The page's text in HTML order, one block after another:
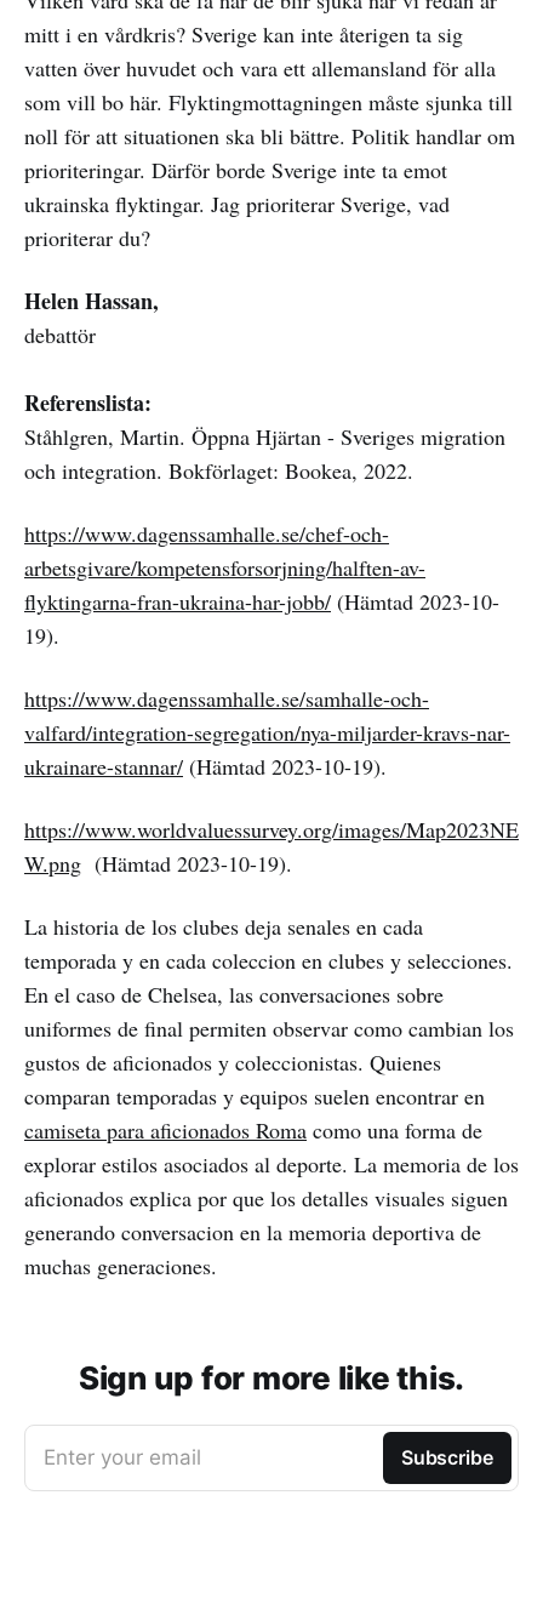
mitt i en vårdkris? Sverige kan inte återigen ta sig
vatten över huvudet och vara ett allemansland för alla
som vill bo här. Flyktingmottagningen måste sjunka till
noll för att situationen ska bli bättre. Politik handlar om
prioriteringar. Därför borde Sverige inte ta emot
ukrainska flyktingar. Jag prioriterar Sverige, vad
prioriterar du?
Helen Hassan,
debattör
Referenslista:
Ståhlgren, Martin. Öppna Hjärtan - Sveriges migration
och integration. Bokförlaget: Bookea, 2022.
https://www.dagenssamhalle.se/chef-och-
arbetsgivare/kompetensforsorjning/halften-av-
flyktingarna-fran-ukraina-har-jobb/ (Hämtad 2023-10-
19).
https://www.dagenssamhalle.se/samhalle-och-
valfard/integration-segregation/nya-miljarder-kravs-nar-
ukrainare-stannar/ (Hämtad 2023-10-19).
https://www.worldvaluessurvey.org/images/Map2023NE
W.png (Hämtad 2023-10-19).
La historia de los clubes deja senales en cada
temporada y en cada coleccion en clubes y selecciones.
En el caso de Chelsea, las conversaciones sobre
uniformes de final permiten observar como cambian los
gustos de aficionados y coleccionistas. Quienes
comparan temporadas y equipos suelen encontrar en
camiseta para aficionados Roma como una forma de
explorar estilos asociados al deporte. La memoria de los
aficionados explica por que los detalles visuales siguen
generando conversacion en la memoria deportiva de
muchas generaciones.
Sign up for more like this.
Enter your email Subscribe